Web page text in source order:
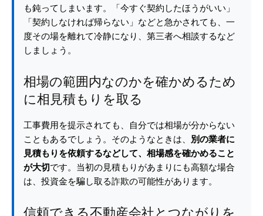
も鈍ってしまいます。「今すぐ契約したほうがいい」
「契約しなければ帰らない」などと急かされても、一
度その場を離れて冷静になり、第三者へ相談するなど
しましょう。
相場の範囲内なのかを確かめるため
に相見積もりを取る
工事費用を提示されても、自分では相場が分からない
こともあるでしょう。そのようなときは、 別の業者に
見積もりを依頼するなどして、相場感を確かめること
が大切です。当初の見積もりがあまりにも高額な場合
は、投資金を騙し取る詐欺の可能性があります。
信頼できる不動産会社とつながりを